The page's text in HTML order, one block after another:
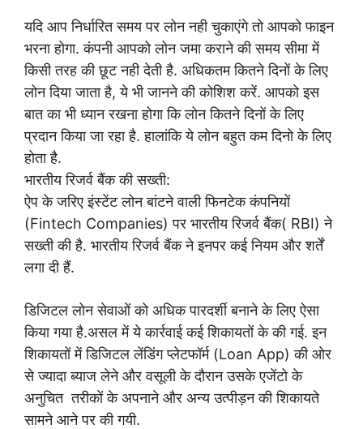
यदि आप निर्धारित समय पर लोन नही चुकाएंगे तो आपको फाइन
भरना होगा. कंपनी आपको लोन जमा कराने की समय सीमा में
किसी तरह की छूट नही देती है. अधिकतम कितने दिनों के लिए
लोन दिया जाता है, ये भी जानने की कोशिश करें. आपको इस
बात का भी ध्यान रखना होगा कि लोन कितने दिनों के लिए
प्रदान किया जा रहा है. हालांकि ये लोन बहुत कम दिनो के लिए
होता है.
भारतीय रिजर्व बैंक की सख्ती:
ऐप के जरिए इंस्टेंट लोन बांटने वाली फिनटेक कंपनियों
(Fintech Companies)पर भारतीय रिजर्व बैंक( RBI) ने
सख्ती की है. भारतीयरिजर्व बैंक ने इनपर कई नियम और शर्तें
लगा दी हैं.
डिजिटल लोनसेवाओं को अधिक पारदर्शी बनाने के लिए ऐसा
किया गया है.असलमें ये कार्रवाई कई शिकायतों के की गई. इन
शिकायतों में डिजिटललेंडिंग प्‍लेटफॉर्म (Loan App)की ओर
से ज्यादा ब्याज लेने औरवसूली के दौरान उसके एजेंटो के
अनुचित तरीकों के अपनाने और अन्य उत्पीड़न की शिकायते
सामने आने पर की गयी.